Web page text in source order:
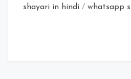
shayari in hindi / whatsapp